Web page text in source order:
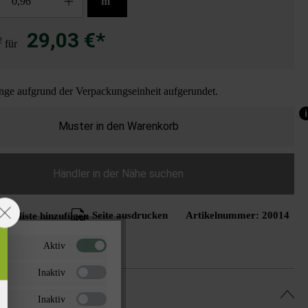
für 29,03 €*
aufgrund der Verpackungseinheit aufgerundet.
Muster in den Warenkorb
i
Händler in der Nähe suchen
hinzufügen Seite ausdrucken Artikelnummer: 20014
Aktiv
Inaktiv
Inaktiv